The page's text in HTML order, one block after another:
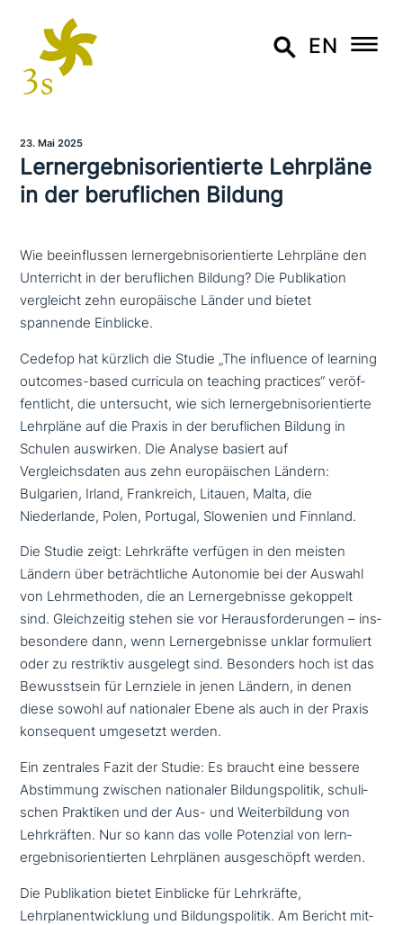
EN
23. Mai 2025
Lernergebnisorientierte Lehrpläne
in der beruf­li­chen Bildung
Wie beeinflussen lernergebnisorientierte Lehrpläne den
Unterricht in der beruflichen Bildung? Die Publikation
vergleicht zehn europäische Länder und bietet
spannende Einblicke.
Cedefop hat kürzlich die Studie „The influence of learning
outcomes-based curricula on teaching practices“ ver­öf­
fent­licht, die unter­sucht, wie sich lern­ergeb­nis­ori­en­tier­te
Lehrpläne auf die Praxis in der beruf­li­chen Bildung in
Schulen auswirken. Die Analyse basiert auf
Vergleichsdaten aus zehn euro­päi­schen Ländern:
Bulgarien, Irland, Frankreich, Litauen, Malta, die
Niederlande, Polen, Portugal, Slowenien und Finnland.
Die Studie zeigt: Lehrkräfte verfügen in den meisten
Ländern über beträcht­li­che Autonomie bei der Auswahl
von Lehrmethoden, die an Lernergebnisse gekoppelt
sind. Gleichzeitig stehen sie vor Herausforderungen – ins­
be­son­de­re dann, wenn Lernergebnisse unklar for­mu­liert
oder zu restrik­tiv ausgelegt sind. Besonders hoch ist das
Bewusstsein für Lernziele in jenen Ländern, in denen
diese sowohl auf natio­na­ler Ebene als auch in der Praxis
kon­se­quent umgesetzt werden.
Ein zentrales Fazit der Studie: Es braucht eine bessere
Abstimmung zwischen natio­na­ler Bildungspolitik, schu­li­
schen Praktiken und der Aus- und Weiterbildung von
Lehrkräften. Nur so kann das volle Potenzial von lern­
ergeb­nis­ori­en­tier­ten Lehrplänen aus­ge­schöpft werden.
Die Publikation bietet Einblicke für Lehrkräfte,
Lehrplanentwicklung und Bildungspolitik. Am Bericht mit­